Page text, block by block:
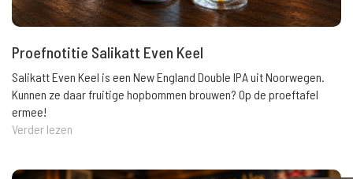
Proefnotitie Salikatt Even Keel
Salikatt Even Keel is een New England Double IPA uit Noorwegen.
Kunnen ze daar fruitige hopbommen brouwen? Op de proeftafel
ermee!
Verder lezen